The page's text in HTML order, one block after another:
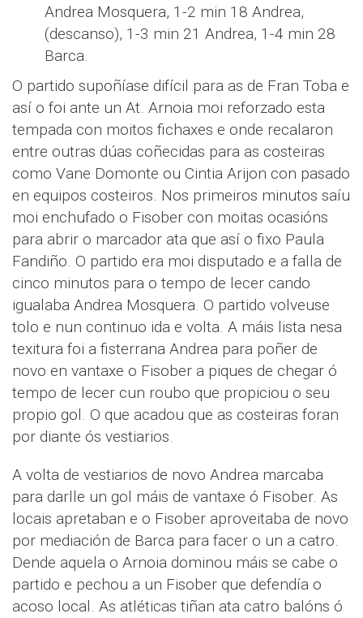
Andrea Mosquera, 1-2 min 18 Andrea,
(descanso), 1-3 min 21 Andrea, 1-4 min 28
Barca.
O partido supoñíase difícil para as de Fran Toba e
así o foi ante un At. Arnoia moi reforzado esta
tempada con moitos fichaxes e onde recalaron
entre outras dúas coñecidas para as costeiras
como Vane Domonte ou Cintia Arijon con pasado
en equipos costeiros. Nos primeiros minutos saíu
moi enchufado o Fisober con moitas ocasións
para abrir o marcador ata que así o fixo Paula
Fandiño. O partido era moi disputado e a falla de
cinco minutos para o tempo de lecer cando
igualaba Andrea Mosquera. O partido volveuse
tolo e nun continuo ida e volta. A máis lista nesa
texitura foi a fisterrana Andrea para poñer de
novo en vantaxe o Fisober a piques de chegar ó
tempo de lecer cun roubo que propiciou o seu
propio gol. O que acadou que as costeiras foran
por diante ós vestiarios.
A volta de vestiarios de novo Andrea marcaba
para darlle un gol máis de vantaxe ó Fisober. As
locais apretaban e o Fisober aproveitaba de novo
por mediación de Barca para facer o un a catro.
Dende aquela o Arnoia dominou máis se cabe o
partido e pechou a un Fisober que defendía o
acoso local. As atléticas tiñan ata catro balóns ó